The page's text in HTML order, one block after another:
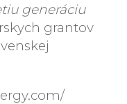
generáciu
grantov